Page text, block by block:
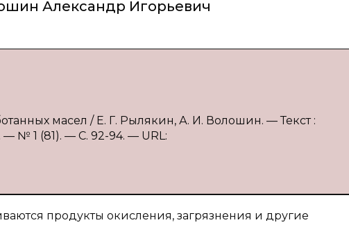
Александр Игорьевич
масел / Е. Г. Рылякин, А. И. Волошин. — Текст :
№ 1 (81). — С. 92-94. — URL:
продукты окисления, загрязнения и другие